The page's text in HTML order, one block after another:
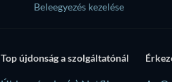
Beleegyezés kezelése
Top újdonság a szolgáltatónál